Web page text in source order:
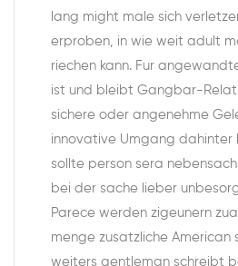
lang might male sich
erproben, in wie weit adult
riechen kann. Fur
ist und bleibt Gangbar-
sichere oder angenehme
innovative Umgang dahinter
sollte person sera
bei der sache lieber
Parece werden zigeunern
menge zusatzliche American
weiters gentleman schreibt